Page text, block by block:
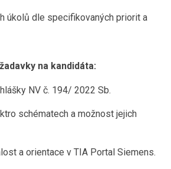
úkolů dle specifikovaných priorit a
na kandidáta:
NV č. 194/ 2022 Sb.
schématech a možnost jejich
a orientace v TIA Portal Siemens.